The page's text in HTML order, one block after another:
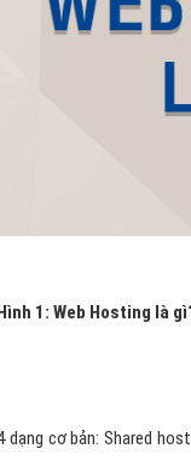
1: Web Hosting là
cơ bản: Shared